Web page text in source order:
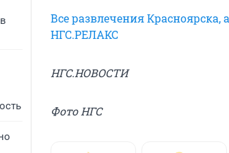
Все развлечения
НГС.РЕЛАКС
НГС.НОВОСТИ
Фото НГС